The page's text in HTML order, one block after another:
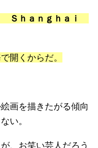
Ｓｈａｎｇｈａｉ
開くからだ。
画を描きたがる傾向
い。
、お笑い芸人だろう